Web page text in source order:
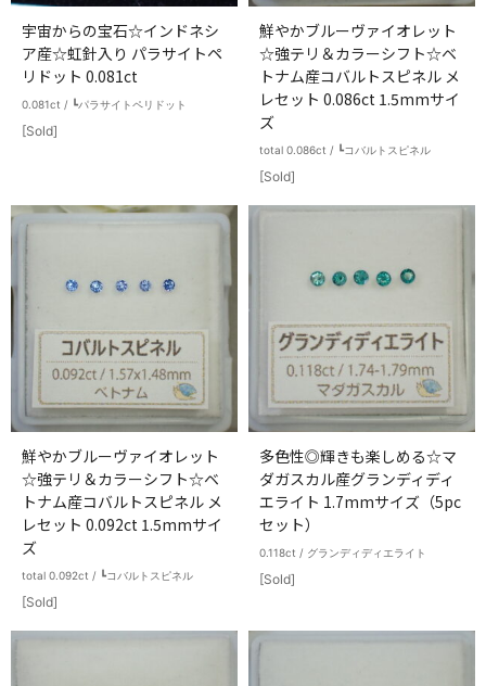
宇宙からの宝石☆インドネシ
ア産☆虹針入り パラサイトペ
リドット 0.081ct
0.081ct / ┗パラサイトペリドット
[Sold]
鮮やかブルーヴァイオレット
☆強テリ＆カラーシフト☆ベ
トナム産コバルトスピネル メ
レセット 0.086ct 1.5mmサイ
ズ
total 0.086ct / ┗コバルトスピネル
[Sold]
鮮やかブルーヴァイオレット
☆強テリ＆カラーシフト☆ベ
トナム産コバルトスピネル メ
レセット 0.092ct 1.5mmサイ
ズ
total 0.092ct / ┗コバルトスピネル
[Sold]
多色性◎輝きも楽しめる☆マ
ダガスカル産グランディディ
エライト 1.7mmサイズ（5pc
セット）
0.118ct / グランディディエライト
[Sold]